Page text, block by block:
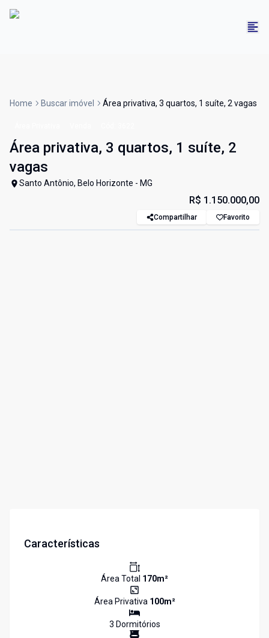
Home Buscar imóvel Área privativa, 3 quartos, 1 suíte, 2 vagas
Área privativa, 3 quartos, 1 suíte, 2
vagas
Santo Antônio, Belo Horizonte - MG
R$ 1.150.000,00
Compartilhar Favorito
Características
Área Total 170m²
Área Privativa 100m²
3 Dormitórios